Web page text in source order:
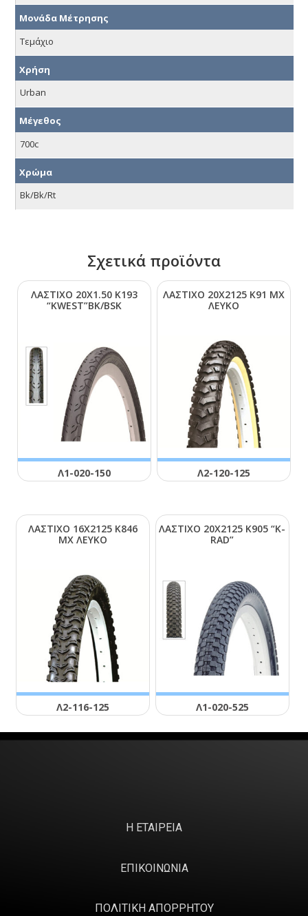
Μονάδα Μέτρησης
Τεμάχιο
Χρήση
Urban
Μέγεθος
700c
Χρώμα
Bk/Bk/Rt
Σχετικά προϊόντα
ΛΑΣΤΙΧΟ 20Χ1.50 Κ193
“ΚWΕSΤ”ΒΚ/ΒSΚ
Λ1-020-150
ΛΑΣΤΙΧΟ 20Χ2125 Κ91 ΜΧ
ΛΕΥΚΟ
Λ2-120-125
ΛΑΣΤΙΧΟ 16Χ2125 Κ846
ΜΧ ΛΕΥΚΟ
Λ2-116-125
ΛΑΣΤΙΧΟ 20Χ2125 Κ905 “Κ-
RΑD”
Λ1-020-525
Η ΕΤΑΙΡΕΙΑ
ΕΠΙΚΟΙΝΩΝΙΑ
ΠΟΛΙΤΙΚΗ ΑΠΟΡΡΗΤΟΥ